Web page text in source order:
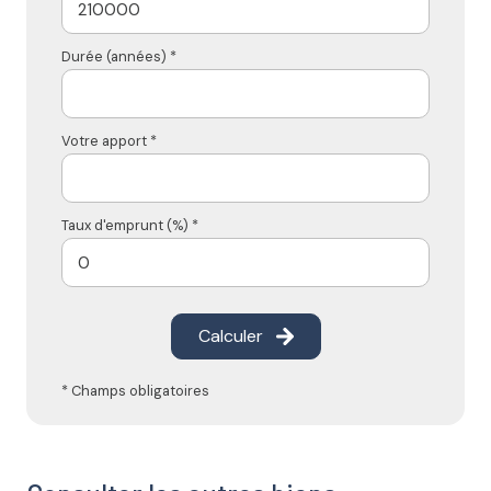
Durée (années) *
Votre apport *
Taux d'emprunt (%) *
Calculer
* Champs obligatoires